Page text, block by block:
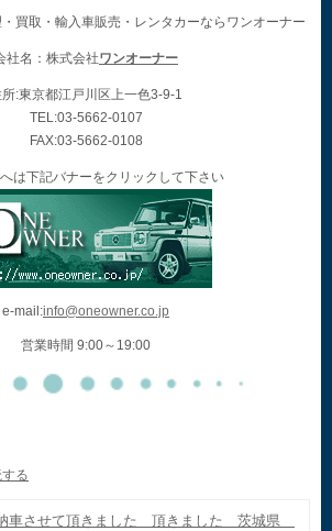
買取・輸入車販売・レンタカーならワンオーナー
社名：株式会社ワンオーナー
:東京都江戸川区上一色3-9-1
TEL:03-5662-0107
FAX:03-5662-0108
は下記バナーをクリックして下さい
e-mail:info@oneowner.co.jp
営業時間 9:00～19:00
車させて頂きました 頂きました 茨城県